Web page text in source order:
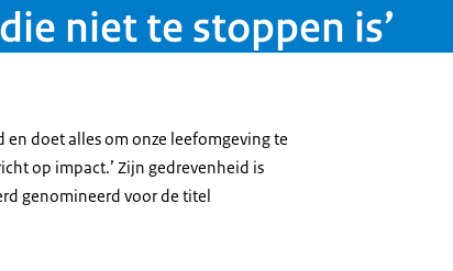
niet te stoppen is’
en doet alles om onze leefomgeving te
op impact.’ Zijn gedrevenheid is
genomineerd voor de titel